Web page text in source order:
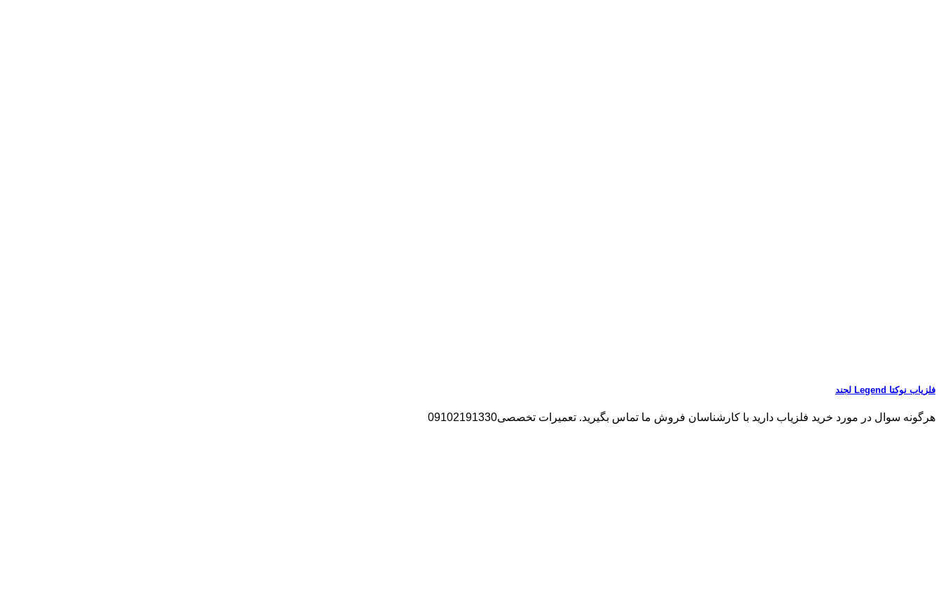
فلزیاب نوکتا Legend لجند
هرگونه سوال در مورد خرید فلزیاب دارید با کارشناسان فروش ما تماس بگیرید. تعمیرات تخصصی09102191330